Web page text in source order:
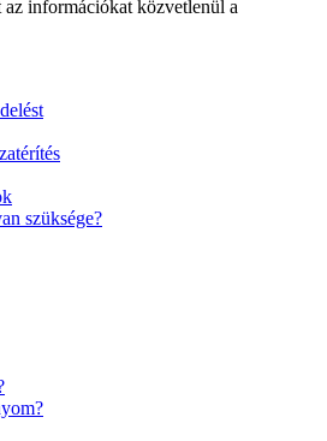
információkat közvetlenül a
szüksége?